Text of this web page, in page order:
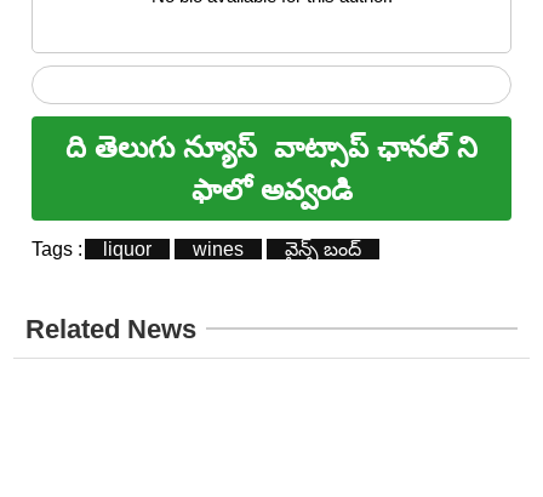
ది తెలుగు న్యూస్ వాట్సాప్ ఛానల్ ని
ఫాలో అవ్వండి
Tags : liquor wines వైన్స్ బంద్
Related News